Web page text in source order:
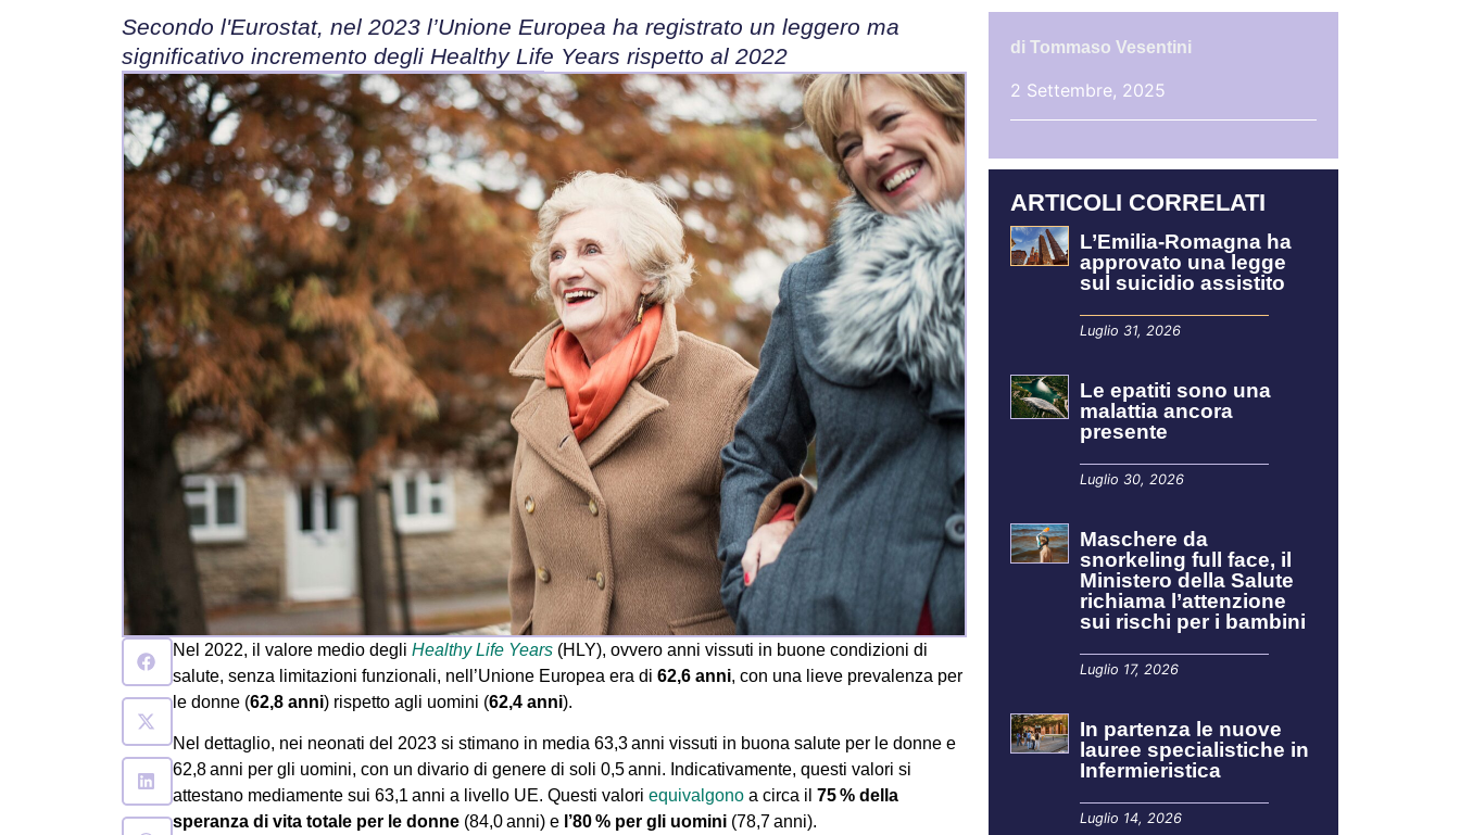
Secondo l'Eurostat, nel 2023 l’Unione Europea ha registrato un leggero ma
significativo incremento degli Healthy Life Years rispetto al 2022
Nel 2022, il valore medio degli Healthy Life Years(HLY), ovvero anni vissuti in buone condizioni di
salute, senza limitazioni funzionali, nell’Unione Europea era di 62,6 anni, con una lieve prevalenza per
le donne (62,8 anni) rispetto agli uomini (62,4 anni).
Nel dettaglio, nei neonati del 2023 si stimano in media 63,3 anni vissuti in buona salute per le donne e
62,8 anni per gli uomini, con un divario di genere di soli 0,5 anni. Indicativamente, questi valori si
attestano mediamente sui 63,1 anni a livello UE. Questi valori equivalgonoa circa il 75 % della
speranza di vita totale per le donne(84,0 anni) e l’80 % per gli uomini(78,7 anni).
di Tommaso Vesentini
2 Settembre, 2025
ARTICOLI CORRELATI
L’Emilia-Romagna ha
approvato una legge
sul suicidio assistito
Luglio 31, 2026
Le epatiti sono una
malattia ancora
presente
Luglio 30, 2026
Maschere da
snorkeling full face, il
Ministero della Salute
richiama l’attenzione
sui rischi per i bambini
Luglio 17, 2026
In partenza le nuove
lauree specialistiche in
Infermieristica
Luglio 14, 2026